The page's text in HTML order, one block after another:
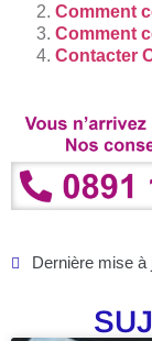
Comment
Comment
Contacter
Dernière mise à